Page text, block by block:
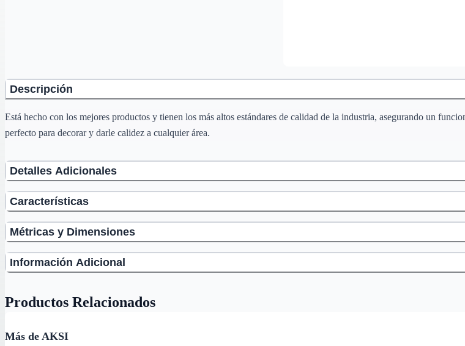
Descripción
Está hecho con los mejores productos y tienen los más altos estándares de calidad de la industria, asegurando un
perfecto para decorar y darle calidez a cualquier área.
Detalles Adicionales
Características
Métricas y Dimensiones
Información Adicional
Productos Relacionados
Más de AKSI